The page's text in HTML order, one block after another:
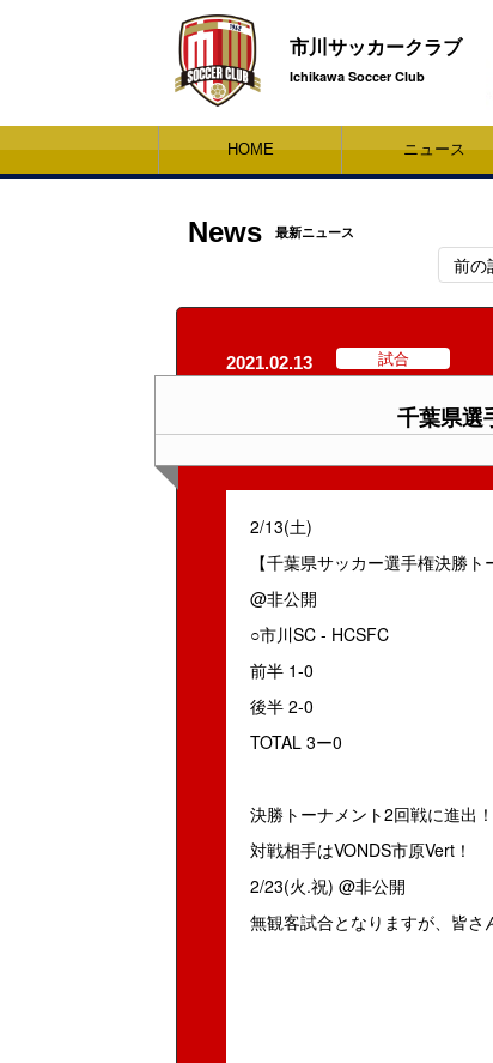
市川サッカークラブ
Ichikawa Soccer Club
HOME ニュース
News 最新ニュース
前の
2021.02.13 試合
千葉県選
2/13(土)
【千葉県サッカー選手権決勝ト
@非公開
○市川SC - HCSFC
前半 1-0
後半 2-0
TOTAL 3ー0
決勝トーナメント2回戦に進出！
対戦相手はVONDS市原Vert！
2/23(火.祝) @非公開
無観客試合となりますが、皆さ